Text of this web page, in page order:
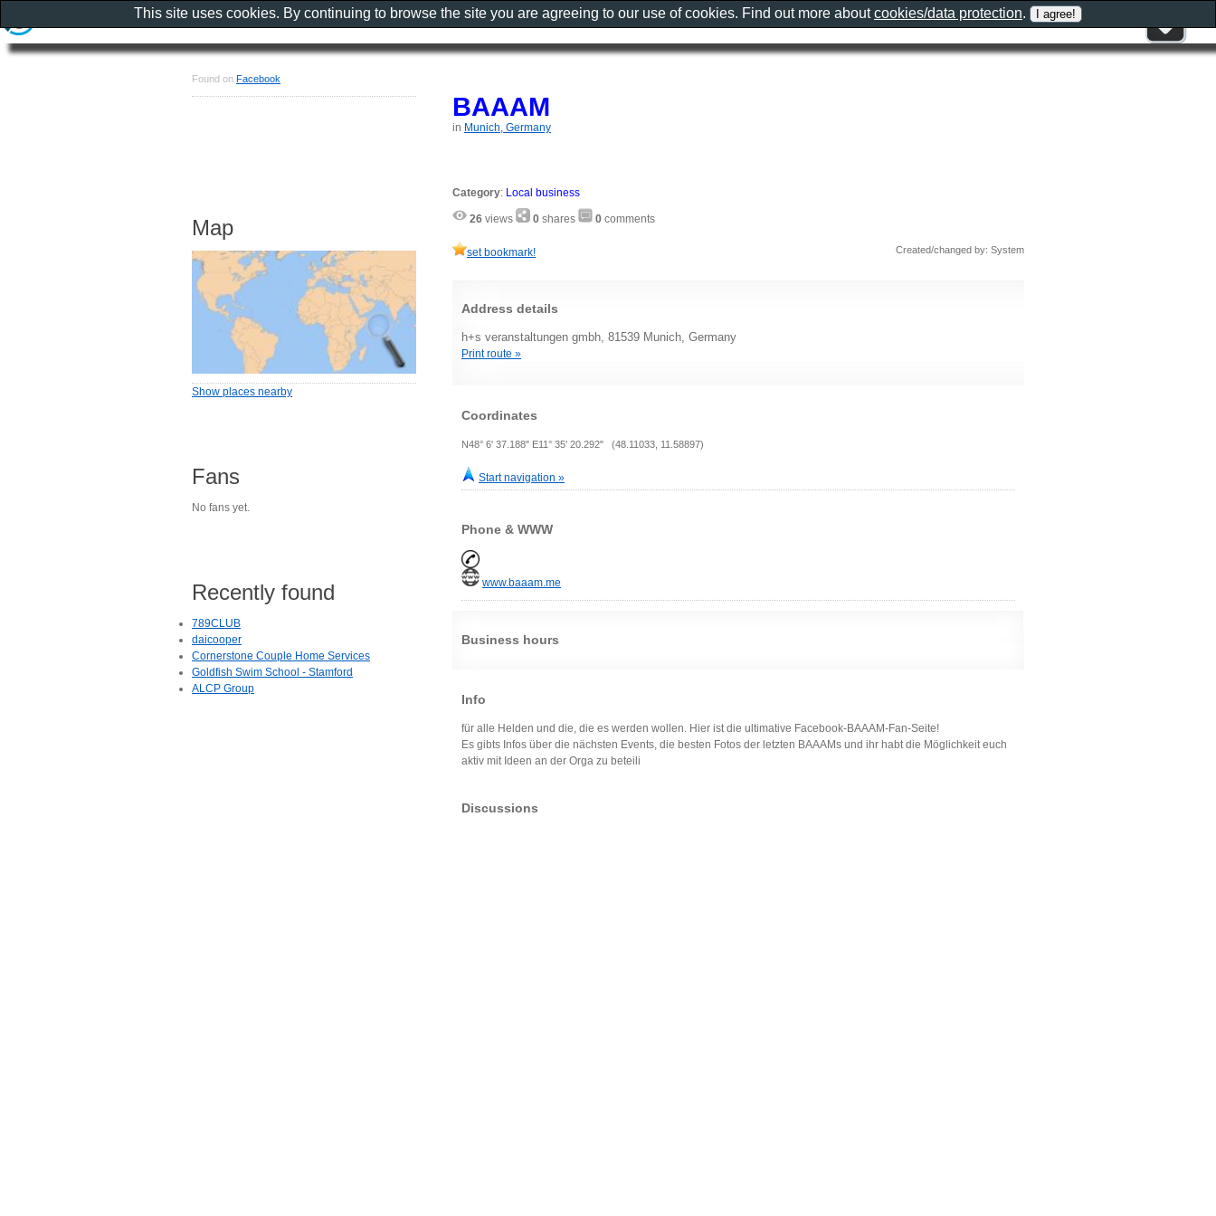
BAAAM
in Munich, Germany
Category: Local business
26 views 0 shares 0 comments
set bookmark! Created/changed by: System
Address details
h+s veranstaltungen gmbh, 81539 Munich, Germany
Print route »
Coordinates
N48° 6' 37.188" E11° 35' 20.292" (48.11033, 11.58897)
Start navigation »
Phone & WWW
www.baaam.me
Business hours
Info
für alle Helden und die, die es werden wollen. Hier ist die ultimative Facebook-BAAAM-Fan-Seite!
Es gibts Infos über die nächsten Events, die besten Fotos der letzten BAAAMs und ihr habt die Möglichkeit euch
aktiv mit Ideen an der Orga zu beteili
Discussions
Found on Facebook
Map
Show places nearby
Fans
No fans yet.
Recently found
789CLUB
daicooper
Cornerstone Couple Home Services
Goldfish Swim School - Stamford
ALCP Group
This site uses cookies. By continuing to browse the site you are agreeing to our use of cookies. Find out more aboutcookies/data protection.